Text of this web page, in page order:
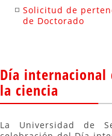
Solicitud de
de Doctorado
Día
la ciencia
La Universidad de